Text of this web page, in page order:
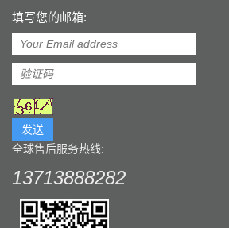
填写您的邮箱:
发送
全球售后服务热线:
13713888282